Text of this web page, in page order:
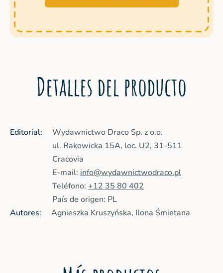
Detalles del producto
Editorial:
Wydawnictwo Draco Sp. z o.o.
ul. Rakowicka 15A, loc. U2, 31-511
Cracovia
E-mail: info@wydawnictwodraco.pl
Teléfono: +12 35 80 402
País de origen: PL
Autores:
Agnieszka Kruszyńska, Ilona Śmietana